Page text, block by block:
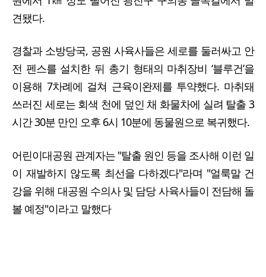
견됐다.
경찰과 소방당국, 공원 사육사들은 세로를 둘러싸고 안
전 펜스를 설치한 뒤 총기 형태의 마취장비 ‘블루건’을
이용해 7차례에 걸쳐 근육이완제를 투약했다. 마취돼
쓰러진 세로는 회색 천에 덮인 채 화물차에 실려 탈출 3
시간 30분 만인 오후 6시 10분에 동물원으로 복귀했다.
어린이대공원 관계자는 "탈출 원인 등을 조사해 이런 일
이 재발하지 않도록 최선을 다하겠다"라며 "얼룩말 건
강을 위해 대공원 수의사 및 담당 사육사들이 전담해 돌
볼 예정"이라고 말했다